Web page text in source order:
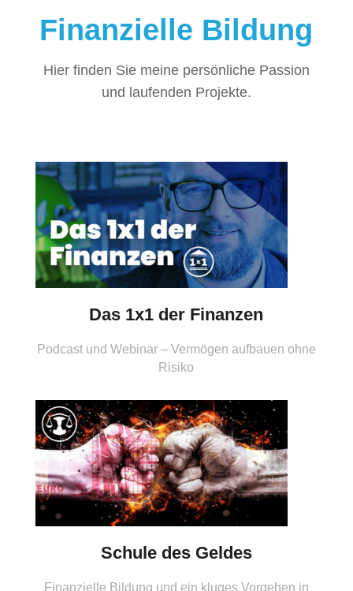
Finanzielle Bildung
Hier finden Sie meine persönliche Passion
und laufenden Projekte.
Das 1x1 der Finanzen
Podcast und Webinar – Vermögen aufbauen ohne
Risiko
Schule des Geldes
Finanzielle Bildung und ein kluges Vorgehen in